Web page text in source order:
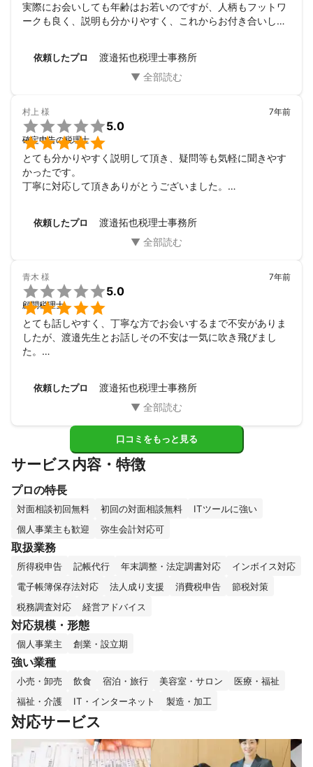
実際にお会いしても年齢はお若いのですが、人柄もフットワ
ークも良く、説明も分かりやすく、これからお付き合いして
依頼したプロ 渡邉拓也税理士事務所
村上 様


5.0
確定申告の税理士
7年前
とても分かりやすく説明して頂き、疑問等も気軽に聞きやす
かったです。
丁寧に対応して頂きありがとうございました。
依頼したプロ 渡邉拓也税理士事務所
青木 様


5.0
顧問税理士
7年前
とても話しやすく、丁寧な方でお会いするまで不安がありま
したが、渡邉先生とお話しその不安は一気に吹き飛びまし
た。
今後も渡邉先生にお願いするので宜しくお願い致します。
依頼したプロ 渡邉拓也税理士事務所
口コミをもっと見る
サービス内容・特徴
プロの特長
対面相談初回無料 初回の対面相談無料
ITツールに強い
個人事業主も歓迎
弥生会計対応可
取扱業務
所得税申告 記帳代行 年末調整・法定調書対応
インボイス対応
電子帳簿保存法対応
法人成り支援 消費税申告
節税対策
税務調査対応
経営アドバイス
対応規模・形態
個人事業主 創業・設立期
強い業種
小売・卸売 飲食 宿泊・旅行 美容室・サロン
医療・福祉
福祉・介護
IT・インターネット 製造・加工
対応サービス